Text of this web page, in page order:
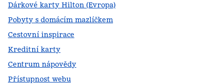
Dárkové karty Hilton (Evropa)
Pobyty s domácím mazlíčkem
Cestovní inspirace
Kreditní karty
Centrum nápovědy
Přístupnost webu